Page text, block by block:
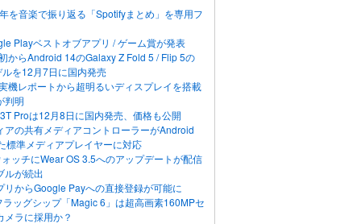
を音楽で振り返る「Spotifyまとめ」を専用フ
Playベストオブアプリ / ゲーム賞が発表
からAndroid 14のGalaxy Z Fold 5 / Flip 5の
を12月7日に国内発売
機レポートから超明るいディスプレイを搭載
判明
Proは12月8日に国内発売、価格も公開
アの共有メディアコントローラーがAndroid
標準メディアプレイヤーに対応
ッチにWear OS 3.5へのアップデートが配信
ルが続出
リからGoogle Payへの直接登録が可能に
ッグシップ「Magic 6」は超高画素160MPセ
メラに採用か？